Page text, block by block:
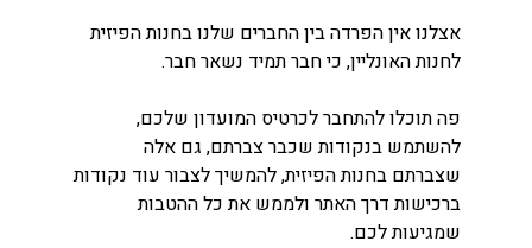
אצלנו אין הפרדה בין החברים שלנו בחנות הפיזית
לחנות האונליין, כי חבר תמיד נשאר חבר.
פה תוכלו להתחבר לכרטיס המועדון שלכם,
להשתמש בנקודות שכבר צברתם, גם אלה
שצברתם בחנות הפיזית, להמשיך לצבור עוד נקודות
ברכישות דרך האתר ולממש את כל ההטבות
שמגיעות לכם.